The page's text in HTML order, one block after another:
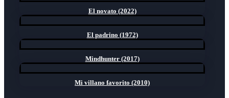
El novato (2022)
El padrino (1972)
Mindhunter (2017)
Mi villano favorito (2010)